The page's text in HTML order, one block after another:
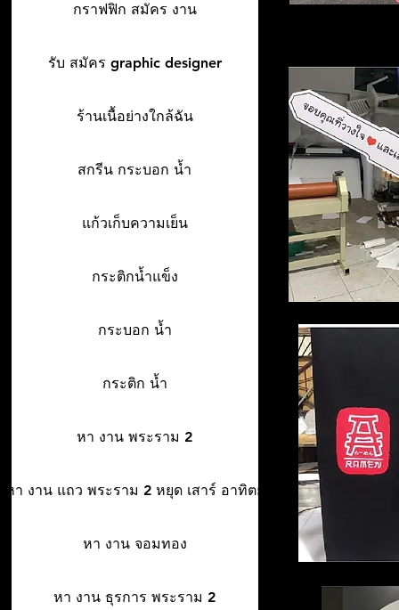
กราฟฟิก สมัคร งาน
รับ สมัคร graphic designer
ร้านเนื้อย่างใกล้ฉัน
สกรีน กระบอก น้ำ
แก้วเก็บความเย็น
กระติกน้ำแข็ง
กระบอก น้ำ
กระติก น้ำ
หา งาน พระราม 2
หา งาน แถว พระราม 2 หยุด เสาร์ อาทิตย์
หา งาน จอมทอง
หา งาน ธุรการ พระราม 2